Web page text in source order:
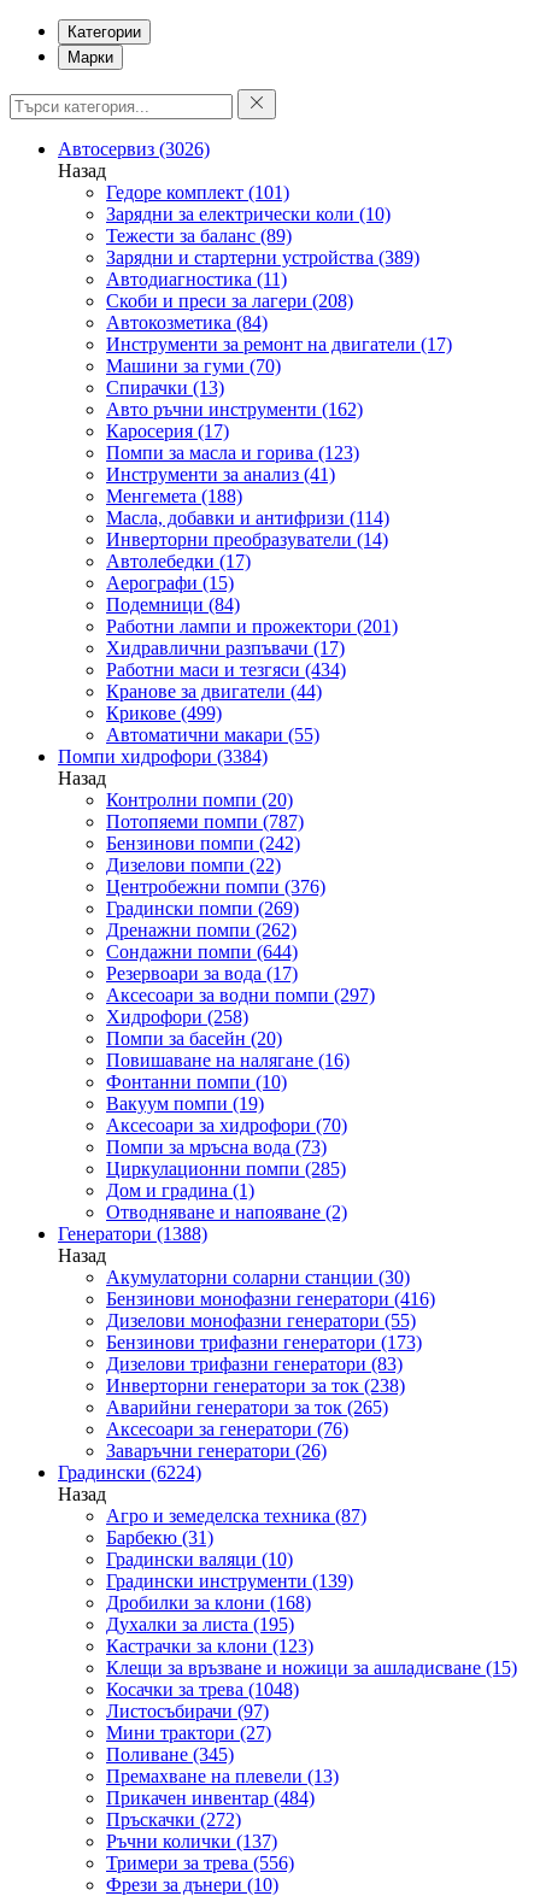
Категории
Марки
Автосервиз (3026)
Назад
Гедоре комплект (101)
Зарядни за електрически коли (10)
Тежести за баланс (89)
Зарядни и стартерни устройства (389)
Автодиагностика (11)
Скоби и преси за лагери (208)
Автокозметика (84)
Инструменти за ремонт на двигатели (17)
Машини за гуми (70)
Спирачки (13)
Авто ръчни инструменти (162)
Каросерия (17)
Помпи за масла и горива (123)
Инструменти за анализ (41)
Менгемета (188)
Масла, добавки и антифризи (114)
Инверторни преобразуватели (14)
Автолебедки (17)
Аерографи (15)
Подемници (84)
Работни лампи и прожектори (201)
Хидравлични разпъвачи (17)
Работни маси и тезгяси (434)
Кранове за двигатели (44)
Крикове (499)
Автоматични макари (55)
Помпи хидрофори (3384)
Назад
Контролни помпи (20)
Потопяеми помпи (787)
Бензинови помпи (242)
Дизелови помпи (22)
Центробежни помпи (376)
Градински помпи (269)
Дренажни помпи (262)
Сондажни помпи (644)
Резервоари за вода (17)
Аксесоари за водни помпи (297)
Хидрофори (258)
Помпи за басейн (20)
Повишаване на налягане (16)
Фонтанни помпи (10)
Вакуум помпи (19)
Аксесоари за хидрофори (70)
Помпи за мръсна вода (73)
Циркулационни помпи (285)
Дом и градина (1)
Отводняване и напояване (2)
Генератори (1388)
Назад
Акумулаторни соларни станции (30)
Бензинови монофазни генератори (416)
Дизелови монофазни генератори (55)
Бензинови трифазни генератори (173)
Дизелови трифазни генератори (83)
Инверторни генератори за ток (238)
Аварийни генератори за ток (265)
Аксесоари за генератори (76)
Заваръчни генератори (26)
Градински (6224)
Назад
Агро и земеделска техника (87)
Барбекю (31)
Градински валяци (10)
Градински инструменти (139)
Дробилки за клони (168)
Духалки за листа (195)
Кастрачки за клони (123)
Клещи за връзване и ножици за ашладисване (15)
Косачки за трева (1048)
Листосъбирачи (97)
Мини трактори (27)
Поливане (345)
Премахване на плевели (13)
Прикачен инвентар (484)
Пръскачки (272)
Ръчни колички (137)
Тримери за трева (556)
Фрези за дънери (10)